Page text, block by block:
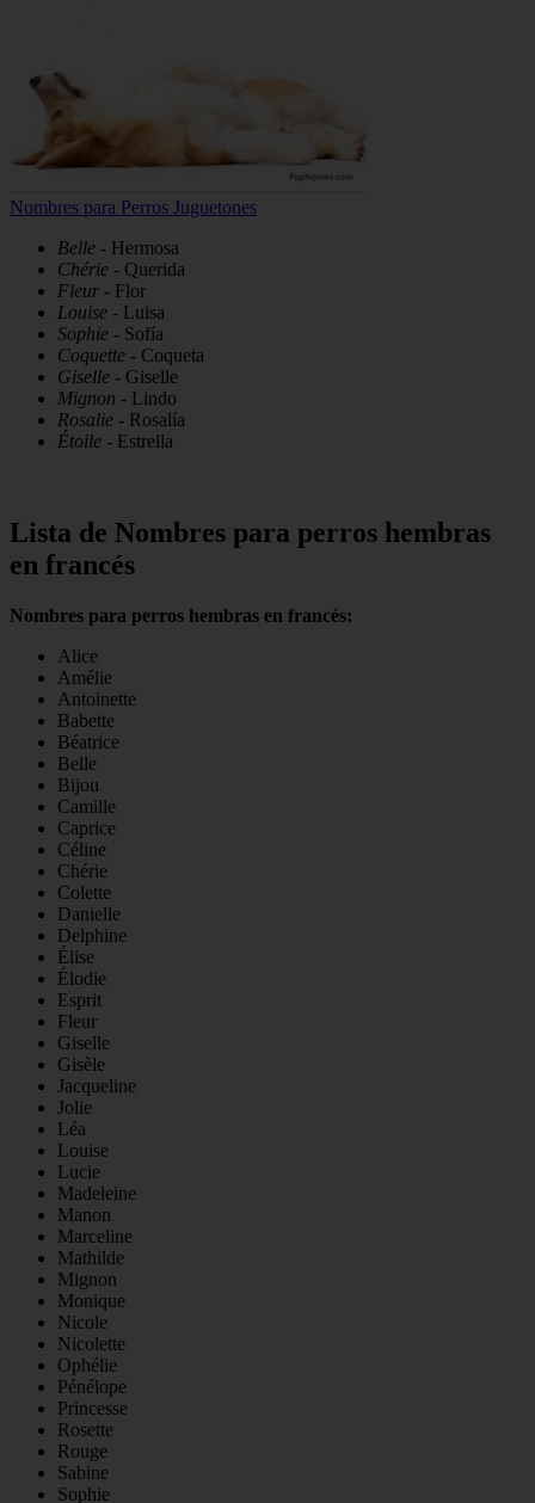
Nombres para Perros Juguetones
Belle - Hermosa
Chérie - Querida
Fleur - Flor
Louise - Luisa
Sophie - Sofía
Coquette - Coqueta
Giselle - Giselle
Mignon - Lindo
Rosalie - Rosalía
Étoile - Estrella
Lista de Nombres para perros hembras
en francés
Nombres para perros hembras en francés:
Alice
Amélie
Antoinette
Babette
Béatrice
Belle
Bijou
Camille
Caprice
Céline
Chérie
Colette
Danielle
Delphine
Élise
Élodie
Esprit
Fleur
Giselle
Gisèle
Jacqueline
Jolie
Léa
Louise
Lucie
Madeleine
Manon
Marceline
Mathilde
Mignon
Monique
Nicole
Nicolette
Ophélie
Pénélope
Princesse
Rosette
Rouge
Sabine
Sophie